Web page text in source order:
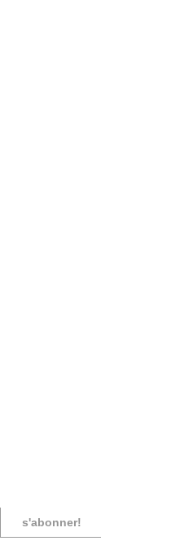
s'abonner!